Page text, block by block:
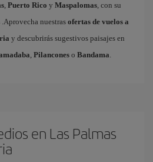
, Puerto Rico y Maspalomas, con su
nuestras ofertas de vuelos a
y descubrirás sugestivos paisajes en
, Pilancones o Bandama.
en Las Palmas